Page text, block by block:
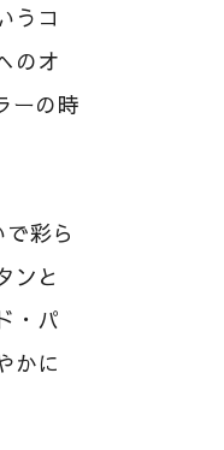
うコ
のオ
ーの時
彩ら
ンと
・パ
かに